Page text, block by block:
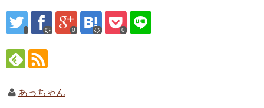
0 0
あっちゃん